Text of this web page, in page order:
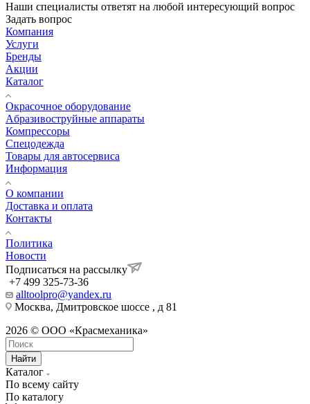
Наши специалисты ответят на любой интересующий вопрос
Задать вопрос
Компания
Услуги
Бренды
Акции
Каталог
Окрасочное оборудование
Aбразивоструйные аппараты
Компрессоры
Спецодежда
Товары для автосервиса
Информация
О компании
Доставка и оплата
Контакты
Политика
Новости
Подписаться на рассылку
+7 499 325-73-36
alltoolpro@yandex.ru
Москва, Дмитровское шоссе , д 81
2026 © ООО «Красмеханика»
Найти
Каталог
По всему сайту
По каталогу